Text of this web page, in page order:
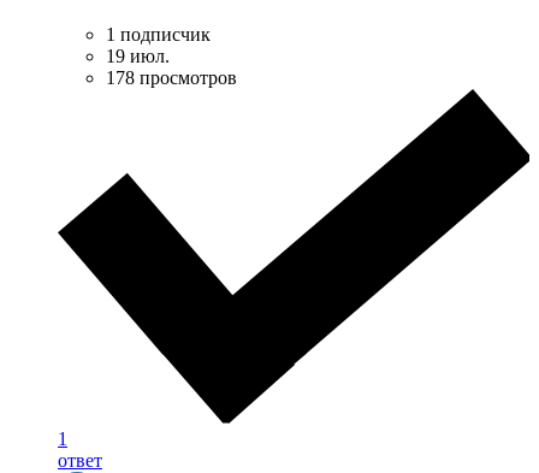
1 подписчик
19 июл.
178 просмотров
1
ответ